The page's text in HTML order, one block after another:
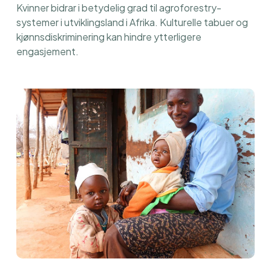
Kvinner bidrar i betydelig grad til agroforestry-
systemer i utviklingsland i Afrika. Kulturelle tabuer og
kjønnsdiskriminering kan hindre ytterligere
engasjement.